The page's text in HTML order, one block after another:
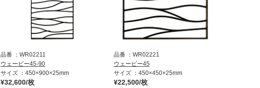
品番
WR02211
ウェービー45-90
サイズ
450×900×25mm
¥32,600/枚
品番
WR02221
ウェービー45
サイズ
450×450×25mm
¥22,500/枚